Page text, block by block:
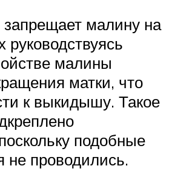
запрещает малину на
руководствуясь
малины
матки, что
к выкидышу. Такое
подобные
не проводились.